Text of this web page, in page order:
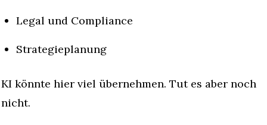
Legal und Compliance
Strategieplanung
KI könnte hier viel übernehmen. Tut es aber noch
nicht.